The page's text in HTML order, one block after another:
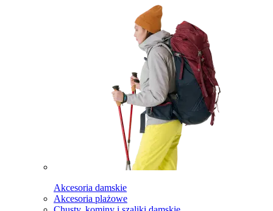
Akcesoria damskie
Akcesoria plażowe